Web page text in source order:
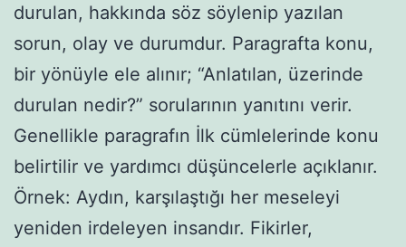
durulan, hakkında söz söylenip yazılan
sorun, olay ve durumdur. Paragrafta konu,
bir yönüyle ele alınır; “Anlatılan, üzerinde
durulan nedir?” sorularının yanıtını verir.
Genellikle paragrafın İlk cümlelerinde konu
belirtilir ve yardımcı düşüncelerle açıklanır.
Örnek: Aydın, karşılaştığı her meseleyi
yeniden irdeleyen insandır. Fikirler,